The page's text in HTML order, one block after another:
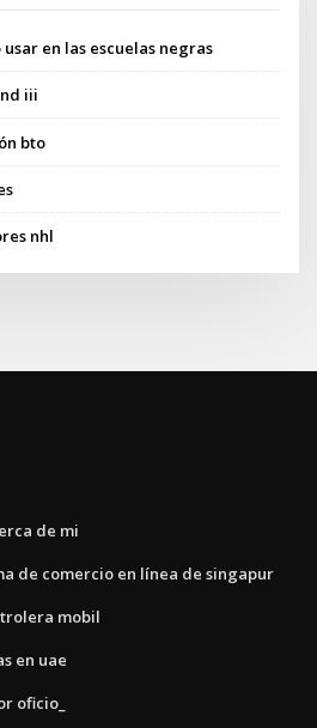
en las escuelas negras
iii
bto
nhl
de mi
de comercio en línea de singapur
mobil
en uae
oficio_